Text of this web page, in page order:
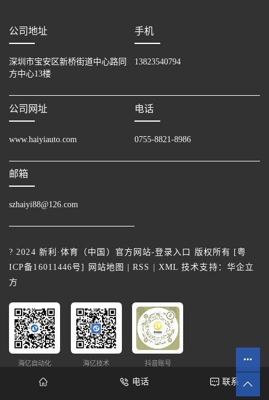
公司地址
深圳市宝安区新桥街道中心路同
方中心13楼
手机
13823540794
公司网址
www.haiyiauto.com
电话
0755-8821-8986
邮箱
szhaiyi88@126.com
? 2024 新利·体育（中国）官方网站-登录入口 版权所有 [粤
ICP备16011446号] 网站地图 |RSS XML 技术支持： 华企立
方
海亿自动化 海亿技术 抖音账号
电话 联系